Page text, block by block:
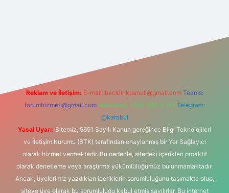
Reklam ve İletişim: E-mail: backlinkpaneli@gmail.com Teams:
forumhizmeti@gmail.com Whatsapp: 0262 606 0 726 Telegram:
@karabul
Yasal Uyarı: Sitemiz, 5651 Sayılı Kanun gereğince Bilgi Teknolojileri
ve İletişim Kurumu (BTK) tarafından onaylanmış bir Yer Sağlayıcı
olarak hizmet vermektedir. Bu nedenle, sitedeki içerikleri proaktif
olarak denetleme veya araştırma yükümlülüğümüz bulunmamaktadır.
Ancak, üyelerimiz yazdıkları içeriklerin sorumluluğunu taşımakta olup,
siteye üye olarak bu sorumluluğu kabul etmiş sayılırlar. Bu internet